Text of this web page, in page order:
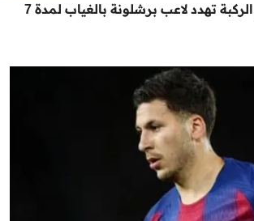
إصابة خطيرة في الركبة تهدد لاعب برشلونة بالغياب لمدة 7